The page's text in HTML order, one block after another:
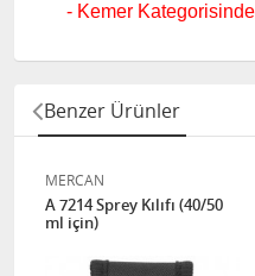
- Kemer
Benzer Ürünler
MERCAN
A 7214 Sprey Kılıfı (40/50
ml için)